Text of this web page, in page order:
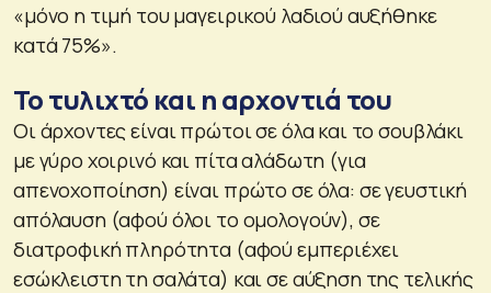
«μόνο η τιμή του μαγειρικού λαδιού αυξήθηκε
κατά 75%».
Το τυλιχτό και η αρχοντιά του
Οι άρχοντες είναι πρώτοι σε όλα και το σουβλάκι
με γύρο χοιρινό και πίτα αλάδωτη (για
απενοχοποίηση) είναι πρώτο σε όλα: σε γευστική
απόλαυση (αφού όλοι το ομολογούν), σε
διατροφική πληρότητα (αφού εμπεριέχει
εσώκλειστη τη σαλάτα) και σε αύξηση της τελικής